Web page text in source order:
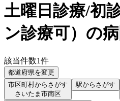
土曜日診療/初
ン診療可） の
該当件数1件
都道府県を変更
市区町村からさがす
さいたま市南区
駅からさがす